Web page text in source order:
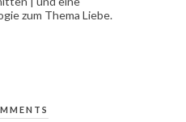
zum Thema Liebe.